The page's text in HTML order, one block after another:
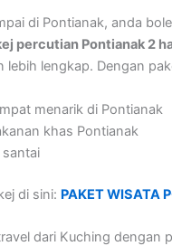
di Pontianak, anda
percutian Pontianak 2
lebih lengkap. Dengan
menarik di Pontianak
khas Pontianak
di sini: PAKET WISATA
dari Kuching dengan